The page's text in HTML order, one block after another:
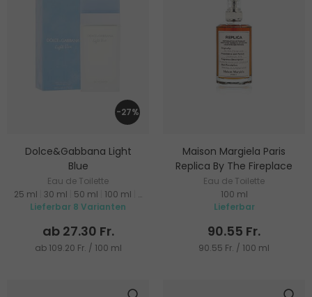
-27%
Dolce&Gabbana Light
Blue
Eau de Toilette
25 ml 30 ml 50 ml 100 ml
200 ml
Lieferbar 8 Varianten
ab 27.30 Fr.
ab 109.20 Fr. / 100 ml
Maison Margiela Paris
Replica By The Fireplace
Eau de Toilette
100 ml
Lieferbar
90.55 Fr.
90.55 Fr. / 100 ml